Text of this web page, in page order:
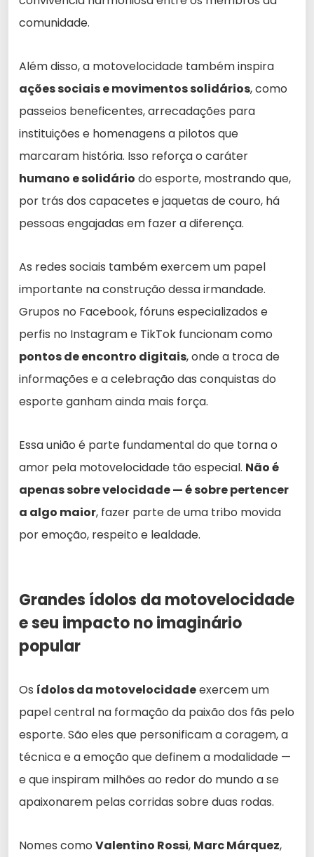
comunidade.
Além disso, a motovelocidade também inspira
ações sociais e movimentos solidários, como
passeios beneficentes, arrecadações para
instituições e homenagens a pilotos que
marcaram história. Isso reforça o caráter
humano e solidário do esporte, mostrando que,
por trás dos capacetes e jaquetas de couro, há
pessoas engajadas em fazer a diferença.
As redes sociais também exercem um papel
importante na construção dessa irmandade.
Grupos no Facebook, fóruns especializados e
perfis no Instagram e TikTok funcionam como
pontos de encontro digitais, onde a troca de
informações e a celebração das conquistas do
esporte ganham ainda mais força.
Essa união é parte fundamental do que torna o
amor pela motovelocidade tão especial. Não é
apenas sobre velocidade — é sobre pertencer
a algo maior, fazer parte de uma tribo movida
por emoção, respeito e lealdade.
Grandes ídolos da motovelocidade
e seu impacto no imaginário
popular
Os ídolos da motovelocidadeexercem um
papel central na formação da paixão dos fãs pelo
esporte. São eles que personificam a coragem, a
técnica e a emoção que definem a modalidade —
e que inspiram milhões ao redor do mundo a se
apaixonarem pelas corridas sobre duas rodas.
Nomes como Valentino Rossi, Marc Márquez,